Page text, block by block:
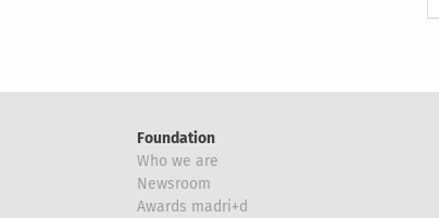
Foundation
Who we are
Newsroom
Awards madri+d